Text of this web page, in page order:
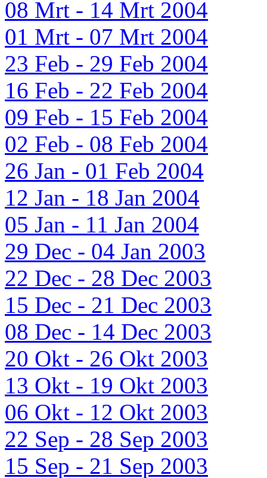
08 Mrt - 14 Mrt 2004
01 Mrt - 07 Mrt 2004
23 Feb - 29 Feb 2004
16 Feb - 22 Feb 2004
09 Feb - 15 Feb 2004
02 Feb - 08 Feb 2004
26 Jan - 01 Feb 2004
12 Jan - 18 Jan 2004
05 Jan - 11 Jan 2004
29 Dec - 04 Jan 2003
22 Dec - 28 Dec 2003
15 Dec - 21 Dec 2003
08 Dec - 14 Dec 2003
20 Okt - 26 Okt 2003
13 Okt - 19 Okt 2003
06 Okt - 12 Okt 2003
22 Sep - 28 Sep 2003
15 Sep - 21 Sep 2003